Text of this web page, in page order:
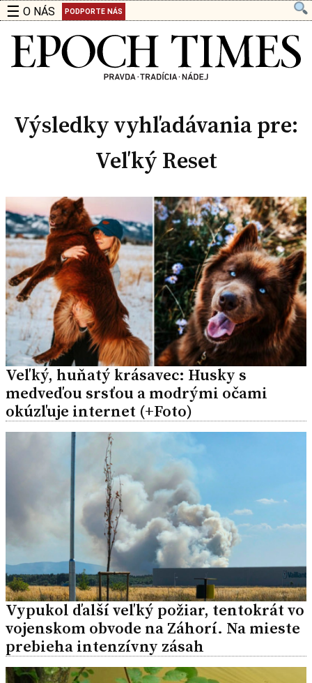
☰ O NÁS PODPORTE NÁS
Výsledky vyhľadávania pre:
Veľký Reset
Veľký, huňatý krásavec: Husky s
medveďou srsťou a modrými očami
okúzľuje internet (+Foto)
Vypukol ďalší veľký požiar, tentokrát vo
vojenskom obvode na Záhorí. Na mieste
prebieha intenzívny zásah